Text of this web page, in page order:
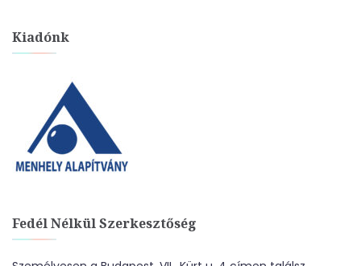
Kiadónk
Fedél Nélkül Szerkesztőség